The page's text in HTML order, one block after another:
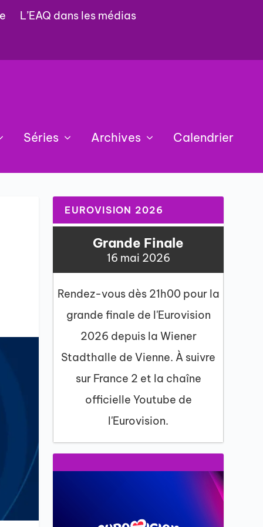
L’EAQ dans les médias
Séries Archives Calendrier
EUROVISION 2026
Grande Finale
16 mai 2026
Rendez-vous dès 21h00 pour la
grande finale de l'Eurovision
2026 depuis la Wiener
Stadthalle de Vienne. À suivre
sur France 2 et la chaîne
officielle Youtube de
l'Eurovision.